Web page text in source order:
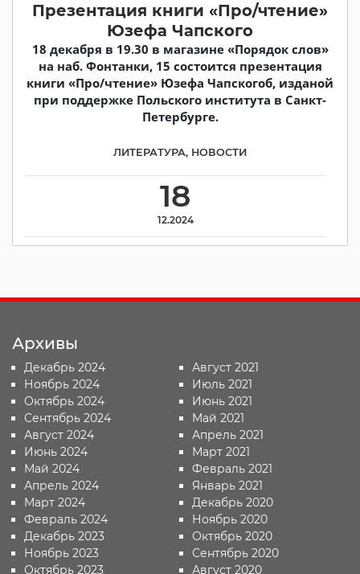
Презентация книги «Про/чтение»
Юзефа Чапского
18 декабря в 19.30 в магазине «Порядок слов»
на наб. Фонтанки, 15 состоится презентация
книги «Про/чтение» Юзефа Чапскогоб, изданой
при поддержке Польского института в Санкт-
Петербурге.
18
12.2024
ЛИТЕРАТУРА, НОВОСТИ
Архивы
Декабрь 2024
Ноябрь 2024
Октябрь 2024
Сентябрь 2024
Август 2024
Июнь 2024
Май 2024
Апрель 2024
Март 2024
Февраль 2024
Декабрь 2023
Ноябрь 2023
Октябрь 2023
Август 2021
Июль 2021
Июнь 2021
Май 2021
Апрель 2021
Март 2021
Февраль 2021
Январь 2021
Декабрь 2020
Ноябрь 2020
Октябрь 2020
Сентябрь 2020
Август 2020